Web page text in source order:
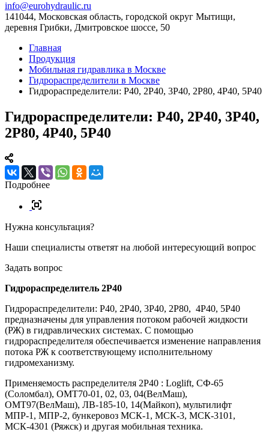
info@eurohydraulic.ru
141044, Московская область, городской округ Мытищи,
деревня Грибки, Дмитровское шоссе, 50
Главная
Продукция
Мобильная гидравлика в Москве
Гидрораспределители в Москве
Гидрораспределители: P40, 2P40, 3P40, 2P80, 4P40, 5P40
Гидрораспределители: P40, 2P40, 3P40,
2P80, 4P40, 5P40
Подробнее
Нужна консультация?
Наши специалисты ответят на любой интересующий вопрос
Задать вопрос
Гидрораспределитель 2Р40
Гидрораспределители: P40, 2P40, 3P40, 2P80, 4P40, 5P40
предназначены для управления потоком рабочей жидкости
(РЖ) в гидравлических системах. С помощью
гидрораспределителя обеспечивается изменение направления
потока РЖ к соответствующему исполнительному
гидромеханизму.
Применяемость распределителя 2P40 : Loglift, СФ-65
(Соломбал), ОМТ70-01, 02, 03, 04(ВелМаш),
ОМТ97(ВелМаш), ЛВ-185-10, 14(Майкоп), мультилифт
МПР-1, МПР-2, бункеровоз МСК-1, МСК-3, МСК-3101,
МСК-4301 (Ряжск) и другая мобильная техника.